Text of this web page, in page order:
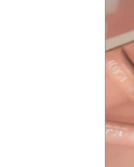
כתוצאה מיובש, בעוד
לחדש רקמות.
לשיער?
של לחות אינטנסיבית
מחזירה לשיער את